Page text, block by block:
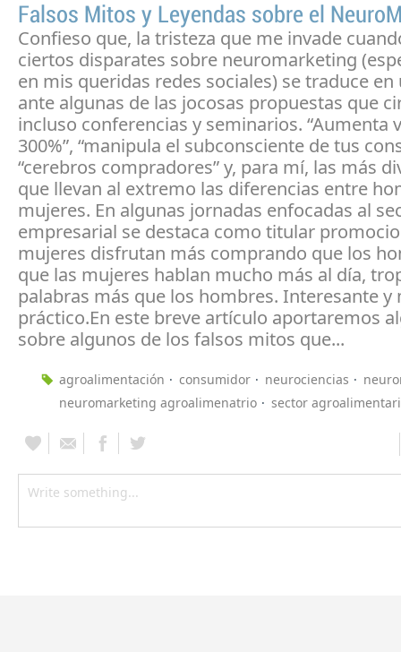
Falsos Mitos y Leyendas sobre el
Confieso que, la tristeza que me invade
ciertos disparates sobre neuromarketing
en mis queridas redes sociales) se traduce
ante algunas de las jocosas propuestas que
incluso conferencias y seminarios. “Aumenta
300%”, “manipula el subconsciente de tus
“cerebros compradores” y, para mí, las más
que llevan al extremo las diferencias entre
mujeres. En algunas jornadas enfocadas al
empresarial se destaca como titular
mujeres disfrutan más comprando que los
que las mujeres hablan mucho más al día,
palabras más que los hombres. Interesante y
práctico.En este breve artículo aportaremos
sobre algunos de los falsos mitos que...
agroalimentación consumidor neurociencias
neuromarketing agroalimenatrio
sector